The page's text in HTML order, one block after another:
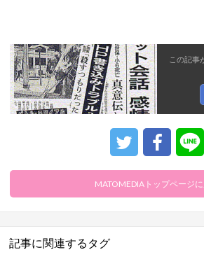
この記事
MATOMEDIAトップページ
記事に関連するタグ